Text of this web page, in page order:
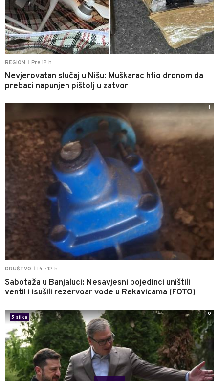
REGION Pre 12 h
Nevjerovatan slučaj u Nišu: Muškarac htio dronom da
prebaci napunjen pištolj u zatvor
DRUŠTVO Pre 12 h
Sabotaža u Banjaluci: Nesavjesni pojedinci uništili
ventil i isušili rezervoar vode u Rekavicama (FOTO)
1
5 slika
0